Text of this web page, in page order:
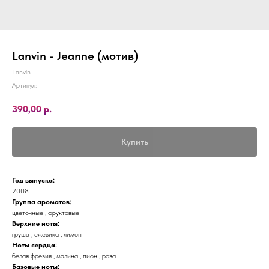
Lanvin - Jeanne (мотив)
Lanvin
Артикул:
390,00 р.
Купить
Год выпуска:
2008
Группа ароматов:
цветочные , фруктовые
Верхние ноты:
груша , ежевика , лимон
Ноты сердца:
белая фрезия , малина , пион , роза
Базовые ноты: